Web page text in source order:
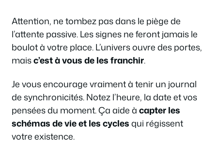
Attention, ne tombez pas dans le piège de
l’attente passive. Les signes ne feront jamais le
boulot à votre place. L’univers ouvre des portes,
maisc’est à vous de les franchir.
Je vous encourage vraiment à tenir un journal
de synchronicités. Notez l’heure, la date et vos
pensées du moment. Ça aide àcapter les
schémas de vie et les cyclesqui régissent
votre existence.